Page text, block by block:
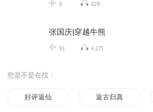
8 629
张国庆|穿越牛熊
91 4.2万
您是不是在找：
好评返仙 返古归真